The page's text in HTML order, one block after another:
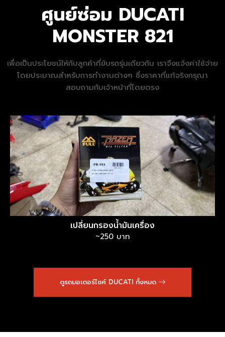
ศูนย์ซ่อม DUCATI
MONSTER 821
เพื่อเป็นประโยชน์ให้กับลูกค้าที่ขับรถรุ่นเดียวกัน เราจึงแจ้งค่าใช้จ่าย
โดยประมาณสำหรับการทำงานต่างๆ ซึ่งราคาที่แท้จริงกรุณา
สอบถามกับเจ้าหน้าที่โดยตรง
เปลี่ยนกรองน้ำมันเครื่อง
~250 บาท
ดูรถมอเตอร์ไซค์ DUCATI ทั้งหมด